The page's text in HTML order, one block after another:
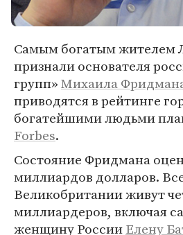
Самым богатым жителем
признали основателя
групп»Михаила
приводятся в рейтинге
богатейшими людьми
Forbes.
Состояние Фридмана
миллиардов долларов.
Великобритании живут
миллиардеров, включая
женщину РоссииЕлену